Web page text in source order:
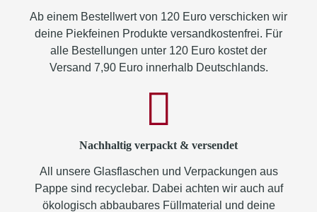
Ab einem Bestellwert von 120 Euro verschicken wir
deine Piekfeinen Produkte versandkostenfrei. Für
alle Bestellungen unter 120 Euro kostet der
Versand 7,90 Euro innerhalb Deutschlands.
Nachhaltig verpackt & versendet
All unsere Glasflaschen und Verpackungen aus
Pappe sind recyclebar. Dabei achten wir auch auf
ökologisch abbaubares Füllmaterial und deine